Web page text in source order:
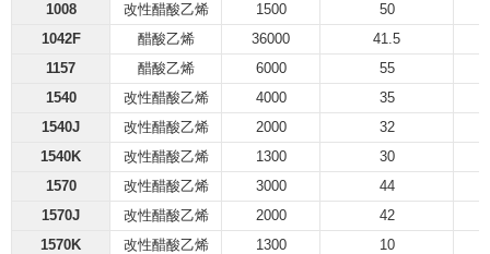
1008 改性醋酸乙烯 1500
50
1042F
醋酸乙烯 36000
41.5
1157
醋酸乙烯 6000
55
1540
改性醋酸乙烯 4000
35
1540J
改性醋酸乙烯 2000
32
1540K
改性醋酸乙烯 1300
30
1570
改性醋酸乙烯 3000
44
1570J
改性醋酸乙烯 2000
42
1570K
改性醋酸乙烯 1300
10